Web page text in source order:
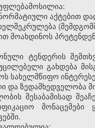
უფლებამოსილია:
ნორმატიული აქტებით
ხელშეკრულება
მოახდინოს
ტენდერის
გახდება
სახელმწიფო
ზედამხედველობა
შესაბამისად